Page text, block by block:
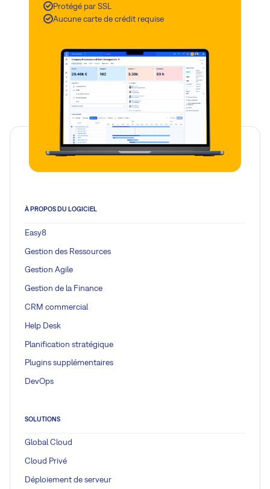
Protégé par SSL
Aucune carte de crédit requise
À PROPOS DU LOGICIEL
Easy8
Gestion des Ressources
Gestion Agile
Gestion de la Finance
CRM commercial
Help Desk
Planification stratégique
Plugins supplémentaires
DevOps
SOLUTIONS
Global Cloud
Cloud Privé
Déploiement de serveur